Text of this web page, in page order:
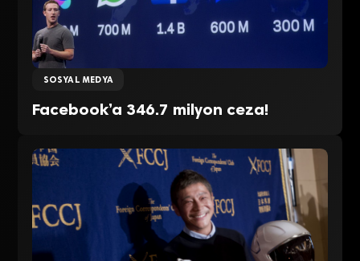
SOSYAL MEDYA
Facebook’a 346.7 milyon ceza!